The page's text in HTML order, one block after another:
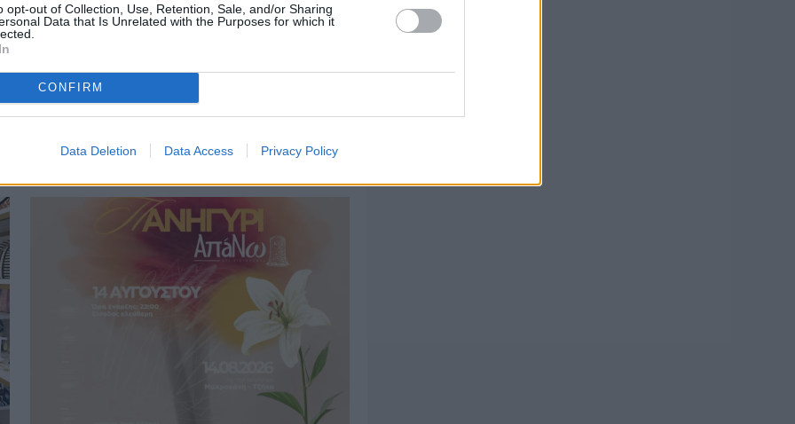
opt-out of Collection, Use, Retention, Sale, and/or Sharing
Data that Is Unrelated with the Purposes for which it
CONFIRM
Data Deletion Data Access Privacy Policy
ένταξη στο ανθυγιεινό επίδομα